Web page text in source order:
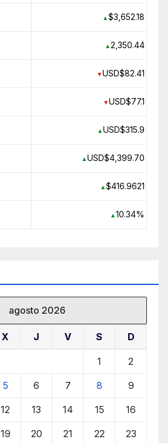
▲$3,652.18
▲2,350.44
▼USD$82.41
▼USD$77.1
▲USD$315.9
▲USD$4,399.70
▲$416.9621
▲10.34%
agosto 2026
X J V S D
1 2
5 6 7 8 9
12 13 14 15 16
19 20 21 22 23